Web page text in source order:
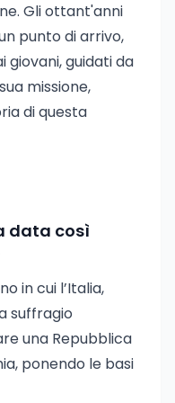
Gli ottant'anni
punto di arrivo,
giovani, guidati da
missione,
di questa
data così
in cui l’Italia,
suffragio
una Repubblica
ponendo le basi